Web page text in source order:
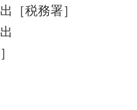
［税務署］